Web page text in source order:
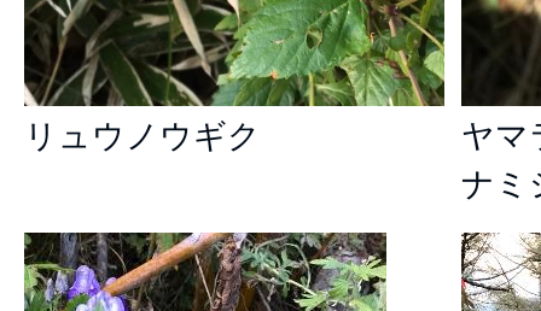
リュウノウギク
ヤマ
ナミ